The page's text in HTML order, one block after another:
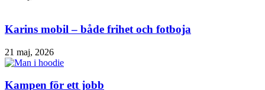
Karins mobil – både frihet och fotboja
21 maj, 2026
Kampen för ett jobb